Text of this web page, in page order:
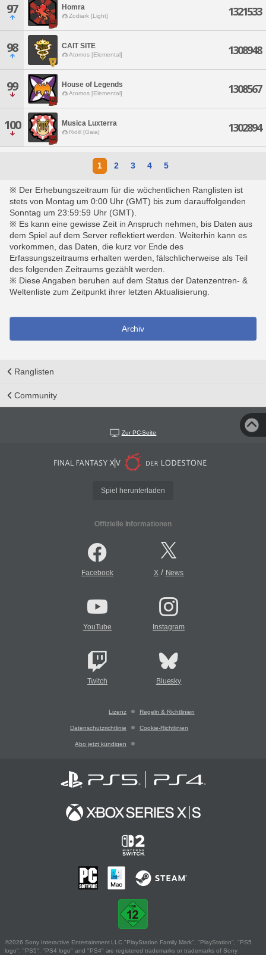
97 Homra
Zodiark [Light] 1321533
98 CAIT SITE
Atomos [Elemental] 1308948
99 House of Legends
Atomos [Elemental] 1308567
100 Musica Luxterra
Ridill [Gaia] 1302894
1 2 3 4 5
※ Der Erhebungszeitraum für die wöchentlichen Ranglisten ist
stets von Montag um 0:00 Uhr (GMT) bis zum darauffolgenden
Sonntag um 23:59:59 Uhr (GMT).
※ Es kann eine gewisse Zeit in Anspruch nehmen, bis Daten aus
dem Spiel auf dem Server reflektiert werden. Weiterhin kann es
vorkommen, das Daten, die kurz vor Ende des
Erfassungszeitraums erhalten werden, fälschlicherweise als Teil
des folgenden Zeitraums gezählt werden.
※ Diese Angaben beruhen auf dem Status der Datenzentren- &
Weltenliste zum Zeitpunkt ihrer letzten Aktualisierung.
Archiv
Ranglisten
Community
Zur PC-Seite
Spiel herunterladen
Offizielle Informationen
Facebook X/ News
YouTube Instagram
Twitch Bluesky
Lizenz Regeln & Richtlinien
Datenschutzrichtlinie Cookie-Richtlinien
Abo jetzt kündigen
©2026 Sony Interactive Entertainment LLC."PlayStation Family Mark", "PlayStation", "PS5
logo", "PS5", "PS4 logo" and "PS4" are registered trademarks or trademarks of Sony